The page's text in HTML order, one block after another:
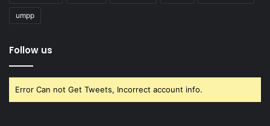
umpp
Follow us
Error Can not Get Tweets, Incorrect account info.